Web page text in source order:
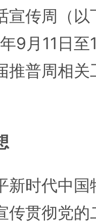
宣传周（
9月11日
推普周相
时代中国
传贯彻党